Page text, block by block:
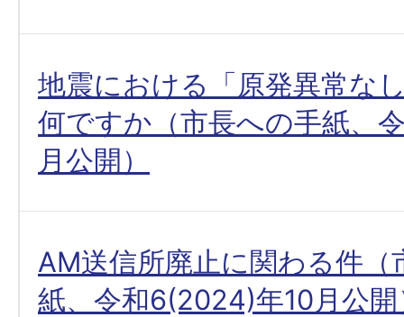
地震における「原発異常な
何ですか（市長への手紙、
月公開）
AM送信所廃止に関わる件（
紙、令和6(2024)年10月公開